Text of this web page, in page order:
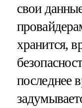
свои
хранится,
последнее